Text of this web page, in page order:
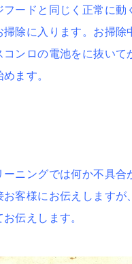
フードと同じく正常に動
掃除に入ります。お掃除
コンロの電池をに抜いて
ます。
ニングでは何か不具合
お客様にお伝えしますが
伝えします。